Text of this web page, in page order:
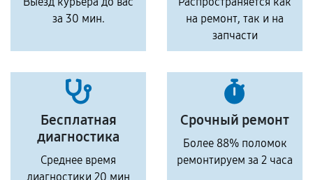
за 30 мин.
на ремонт, так и на
запчасти
Бесплатная
диагностика
Среднее время
диагностики 20 мин
Срочный ремонт
Более 88% поломок
ремонтируем за 2 часа